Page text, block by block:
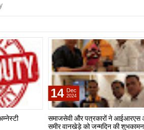
14 Dec
2024
समाजसेवी और पत्रकारों ने आईआरएस
समीर वानखेड़े को जन्मदिन की